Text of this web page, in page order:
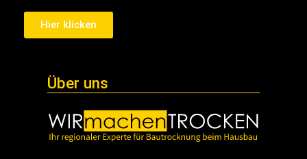
Hier klicken
Über uns